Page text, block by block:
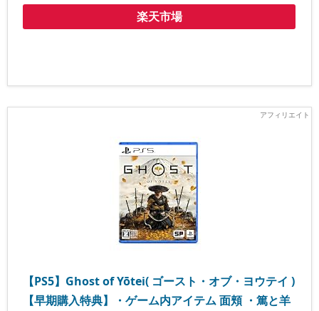
楽天市場
【PS5】Ghost of Yōtei( ゴースト・オブ・ヨウテイ )
【早期購入特典】・ゲーム内アイテム 面頬 ・篤と羊